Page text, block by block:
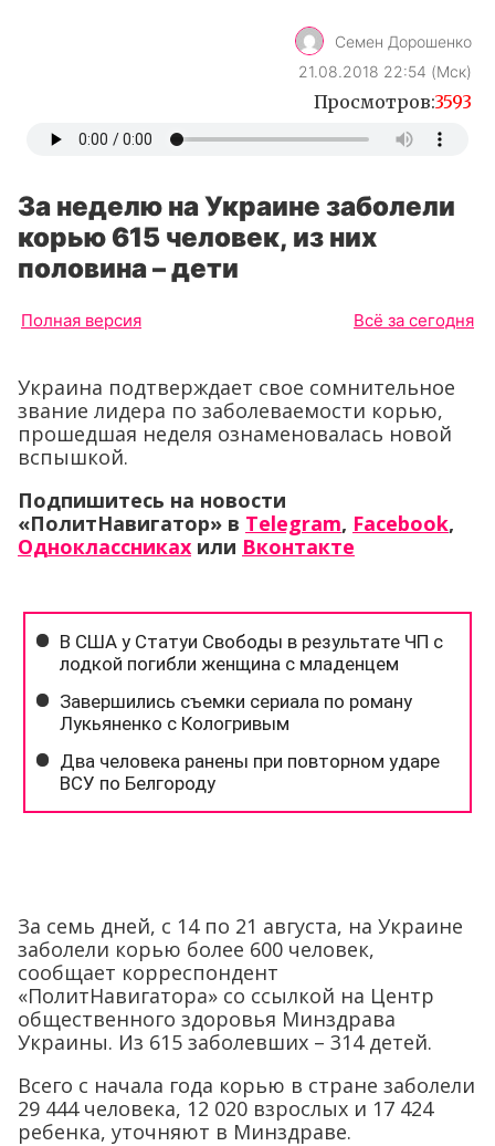
Семен Дорошенко
21.08.2018 22:54 (Мск)
Просмотров:3593
За неделю на Украине заболели
корью 615 человек, из них
половина – дети
Полная версия Всё за сегодня
Украина подтверждает свое сомнительное
звание лидера по заболеваемости корью,
прошедшая неделя ознаменовалась новой
вспышкой.
Подпишитесь на новости
«ПолитНавигатор» в Telegram, Facebook,
Одноклассниках или Вконтакте
За семь дней, с 14 по 21 августа, на Украине
заболели корью более 600 человек,
сообщает корреспондент
«ПолитНавигатора» со ссылкой на Центр
общественного здоровья Минздрава
Украины. Из 615 заболевших – 314 детей.
Всего с начала года корью в стране заболели
29 444 человека, 12 020 взрослых и 17 424
ребенка, уточняют в Минздраве.